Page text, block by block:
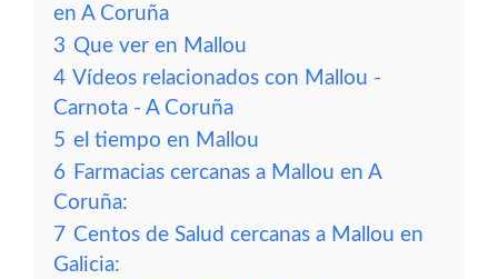
en A Coruña
3 Que ver en Mallou
4 Vídeos relacionados con Mallou -
Carnota - A Coruña
5 el tiempo en Mallou
6 Farmacias cercanas a Mallou en A
Coruña:
7 Centos de Salud cercanas a Mallou en
Galicia: